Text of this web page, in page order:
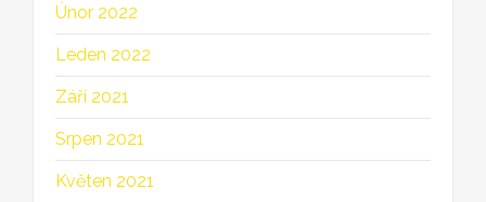
Únor 2022
Leden 2022
Září 2021
Srpen 2021
Květen 2021